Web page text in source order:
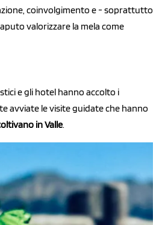
coinvolgimento e - soprattutto
valorizzare la mela come
e gli hotel hanno accolto i
avviate le visite guidate che hanno
in Valle.